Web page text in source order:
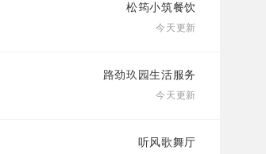
松筠小筑餐饮
今天更新
路劲玖园生活服务
今天更新
听风歌舞厅